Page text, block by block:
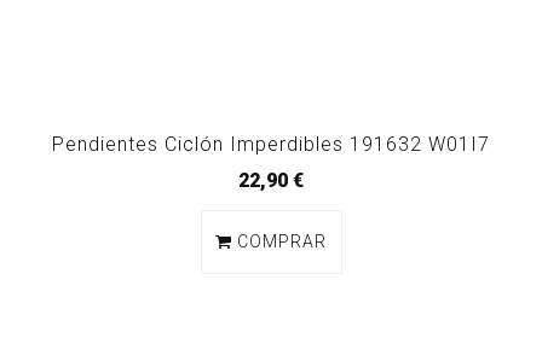
Pendientes Ciclón Imperdibles 191632 W01I7
22,90 €
COMPRAR